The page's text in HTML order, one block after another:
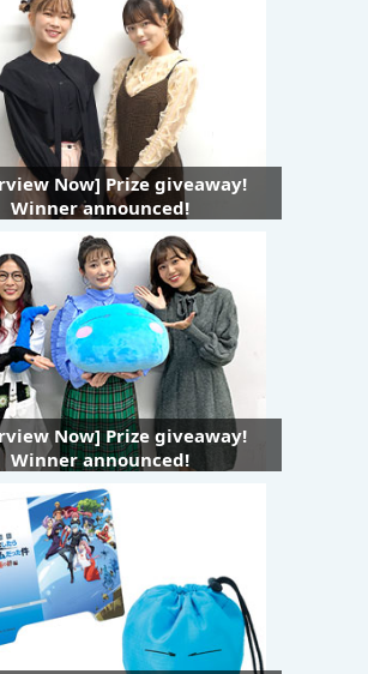
Now] Prize giveaway!
Winner announced!
Now] Prize giveaway!
Winner announced!